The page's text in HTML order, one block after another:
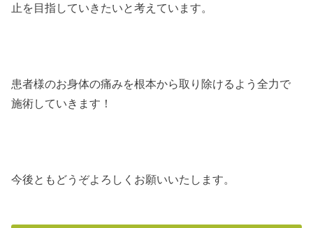
止を目指していきたいと考えています。
患者様のお身体の痛みを根本から取り除けるよう全力で
施術していきます！
今後ともどうぞよろしくお願いいたします。